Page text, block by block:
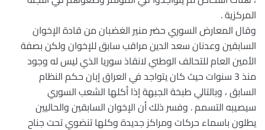
المركزية .
وقال المعارض السوري حضر منير الغضبان من قادة الإخوان
السابقين وعدنان سعد الدين مراقب سابق للإخوان ولكن بصفة
الأمين العام للتحالف الوطني لانقاذ سوريا الذي ليس له وجود
منذ 3 سنوات حيث كان يتواجد في العراق إبان حكم النظام
السابق ، وبالتالي طبخة الجبهة إذا أكلها الشعب السوري
سيصيبه التسمم . وفسر ذلك أن الإخوان السابقين والحاليين
يطلون باسماء حركات ومراكز جديدة وكلها تنضوي تحت جناح